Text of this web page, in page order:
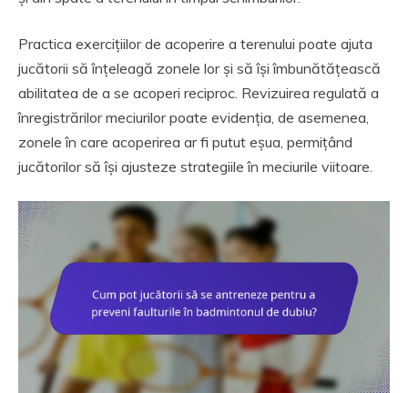
Practica exercițiilor de acoperire a terenului poate ajuta
jucătorii să înțeleagă zonele lor și să își îmbunătățească
abilitatea de a se acoperi reciproc. Revizuirea regulată a
înregistrărilor meciurilor poate evidenția, de asemenea,
zonele în care acoperirea ar fi putut eșua, permițând
jucătorilor să își ajusteze strategiile în meciurile viitoare.